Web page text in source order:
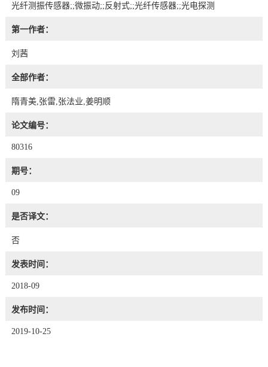
光纤测振传感器;;微振动;;反射式;;光纤传感器;;光电探测
第一作者：
刘茜
全部作者：
隋青美,张雷,张法业,姜明顺
论文编号：
80316
期号：
09
是否译文：
否
发表时间：
2018-09
发布时间：
2019-10-25